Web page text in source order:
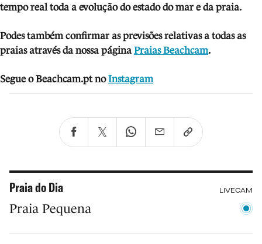
tempo real toda a evolução do estado do mar e da praia.
Podes também confirmar as previsões relativas a todas as
praias através da nossa página Praias Beachcam.
Segue o Beachcam.pt no Instagram
Praia do Dia LIVECAM
Praia Pequena